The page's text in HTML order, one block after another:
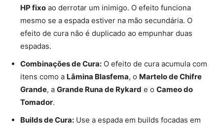
HP fixo ao derrotar um inimigo. O efeito funciona
mesmo se a espada estiver na mão secundária. O
efeito de cura não é duplicado ao empunhar duas
espadas.
Combinações de Cura: O efeito de cura acumula com
itens como a Lâmina Blasfema, o Martelo de Chifre
Grande, a Grande Runa de Rykard e o Cameo do
Tomador.
Builds de Cura: Use a espada em builds focadas em